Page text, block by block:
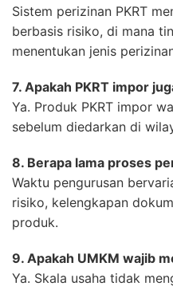
Sistem perizinan PKRT
berbasis risiko, di mana
menentukan jenis
7. Apakah PKRT impor
Ya. Produk PKRT impor
sebelum diedarkan di
8. Berapa lama proses
Waktu pengurusan
risiko, kelengkapan
produk.
9. Apakah UMKM wajib
Ya. Skala usaha tidak